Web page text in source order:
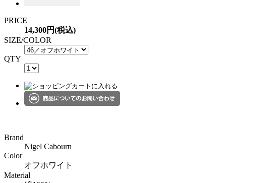
PRICE
14,300円(税込)
SIZE/COLOR
QTY
Brand
Nigel Cabourn
Color
オフホワイト
Material